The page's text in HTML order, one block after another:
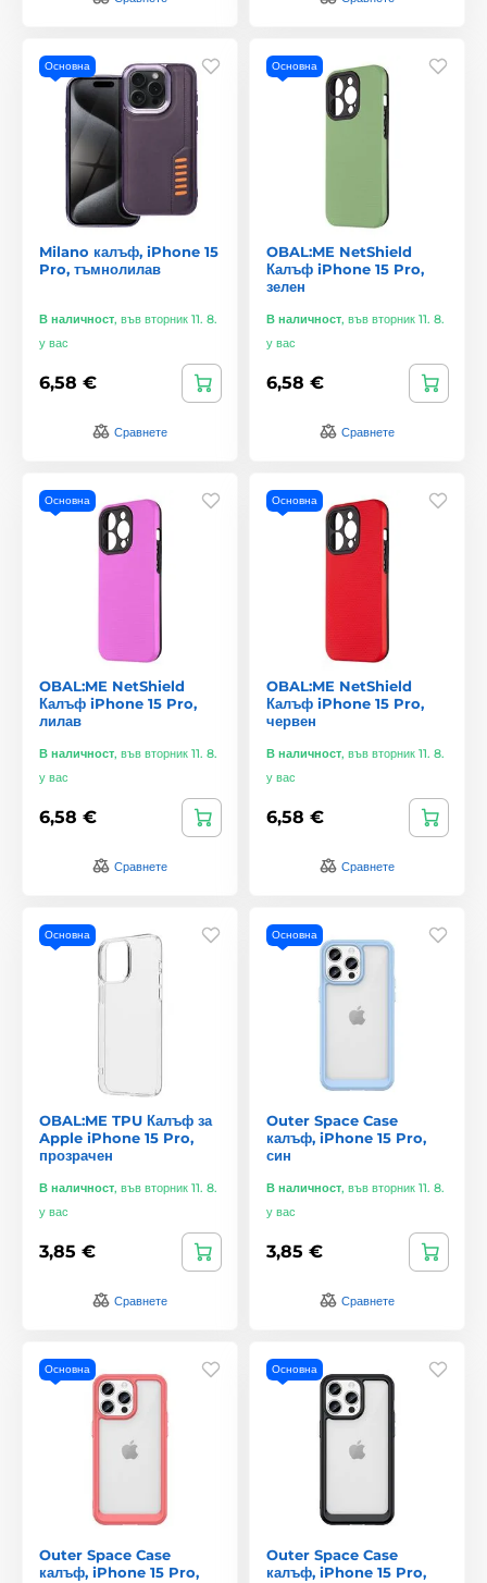
Основна
Milano калъф, iPhone 15
Pro, тъмнолилав
В наличност, във вторник 11. 8.
у вас
6,58 €
Сравнете
Основна
OBAL:ME NetShield
Калъф iPhone 15 Pro,
зелен
В наличност, във вторник 11. 8.
у вас
6,58 €
Сравнете
Основна
OBAL:ME NetShield
Калъф iPhone 15 Pro,
лилав
В наличност, във вторник 11. 8.
у вас
6,58 €
Сравнете
Основна
OBAL:ME NetShield
Калъф iPhone 15 Pro,
червен
В наличност, във вторник 11. 8.
у вас
6,58 €
Сравнете
Основна
OBAL:ME TPU Калъф за
Apple iPhone 15 Pro,
прозрачен
В наличност, във вторник 11. 8.
у вас
3,85 €
Сравнете
Основна
Outer Space Case
калъф, iPhone 15 Pro,
син
В наличност, във вторник 11. 8.
у вас
3,85 €
Сравнете
Основна
Outer Space Case
калъф, iPhone 15 Pro,
Основна
Outer Space Case
калъф, iPhone 15 Pro,